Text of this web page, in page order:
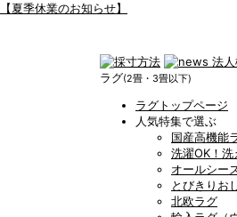
【夏季休業のお知らせ】
ラグ(2畳・3畳以下)
ラグトップページ
人気特集で選ぶ
国産高機能
洗濯OK！洗
オールシー
とびきりお
北欧ラグ